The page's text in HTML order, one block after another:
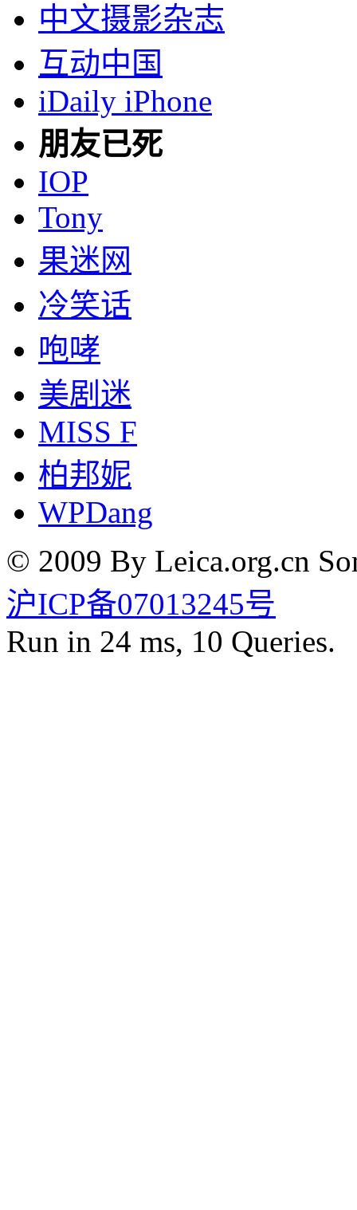
中文摄影杂志
互动中国
iDaily iPhone
朋友已死
IOP
Tony
果迷网
冷笑话
咆哮
美剧迷
MISS F
柏邦妮
WPDang
© 2009 By Leica.org.cn
沪ICP备07013245号
Run in 24 ms, 10 Queries.